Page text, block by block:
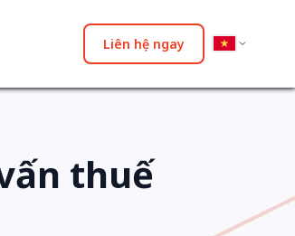
Liên hệ ngay
thuế